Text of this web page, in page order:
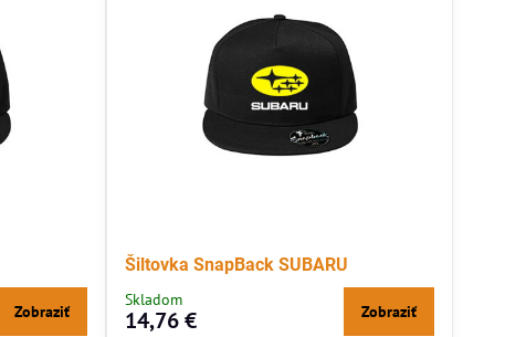
Zobraziť
Šiltovka SnapBack SUBARU
Skladom
14,76 € Zobraziť